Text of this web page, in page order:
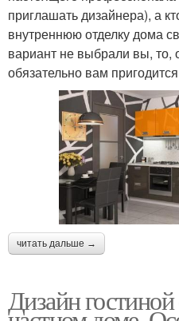
приглашать дизайнера), а
внутреннюю отделку дома
вариант не выбрали вы, то,
обязательно вам
читать дальше →
Дизайн